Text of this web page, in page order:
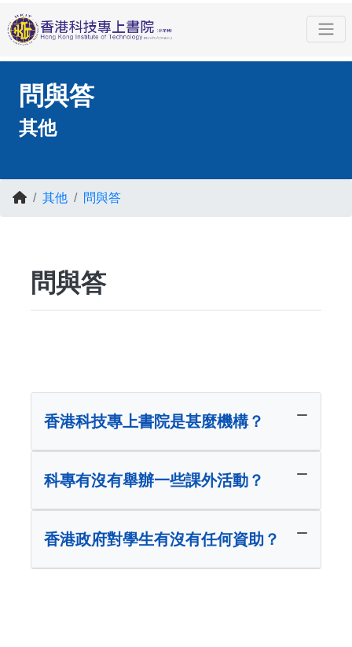
問與答
其他
其他 問與答
問與答
香港科技專上書院是甚麼機構？
科專有沒有舉辦一些課外活動？
香港政府對學生有沒有任何資助？